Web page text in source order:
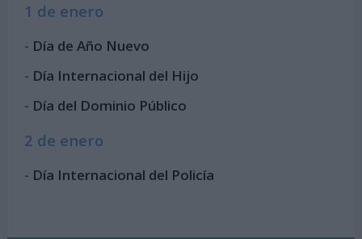
1 de enero
- Día de Año Nuevo
- Día Internacional del Hijo
- Día del Dominio Público
2 de enero
- Día Internacional del Policía